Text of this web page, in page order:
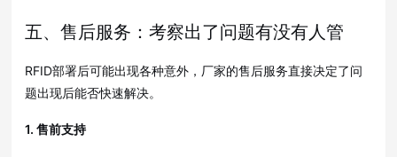
五、售后服务：考察出了问题有没有人管
RFID部署后可能出现各种意外，厂家的售后服务直接决定了问
题出现后能否快速解决。
1. 售前支持